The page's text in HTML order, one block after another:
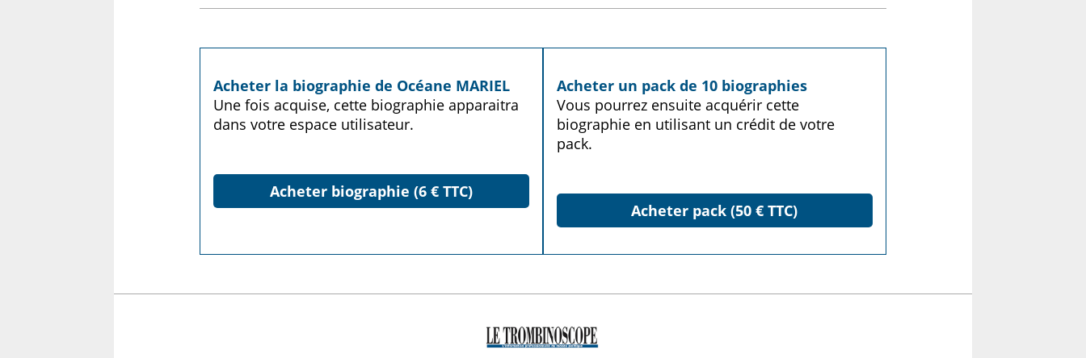
Acheter la biographie de Océane MARIEL
Une fois acquise, cette biographie apparaitra
dans votre espace utilisateur.
Acheter biographie (6 € TTC)
Acheter un pack de 10 biographies
Vous pourrez ensuite acquérir cette
biographie en utilisant un crédit de votre
pack.
Acheter pack (50 € TTC)